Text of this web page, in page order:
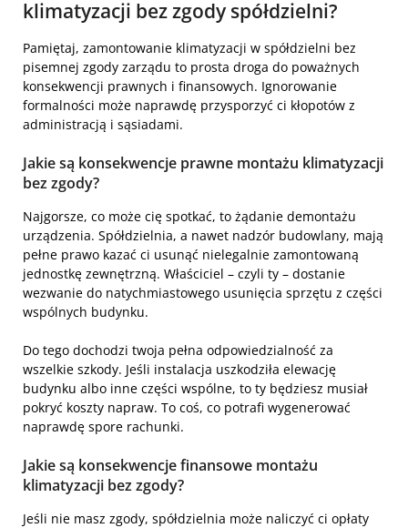
klimatyzacji bez zgody spółdzielni?
Pamiętaj, zamontowanie klimatyzacji w spółdzielni bez
pisemnej zgody zarządu to prosta droga do poważnych
konsekwencji prawnych i finansowych. Ignorowanie
formalności może naprawdę przysporzyć ci kłopotów z
administracją i sąsiadami.
Jakie są konsekwencje prawne montażu klimatyzacji
bez zgody?
Najgorsze, co może cię spotkać, to żądanie demontażu
urządzenia. Spółdzielnia, a nawet nadzór budowlany, mają
pełne prawo kazać ci usunąć nielegalnie zamontowaną
jednostkę zewnętrzną. Właściciel – czyli ty – dostanie
wezwanie do natychmiastowego usunięcia sprzętu z części
wspólnych budynku.
Do tego dochodzi twoja pełna odpowiedzialność za
wszelkie szkody. Jeśli instalacja uszkodziła elewację
budynku albo inne części wspólne, to ty będziesz musiał
pokryć koszty napraw. To coś, co potrafi wygenerować
naprawdę spore rachunki.
Jakie są konsekwencje finansowe montażu
klimatyzacji bez zgody?
Jeśli nie masz zgody, spółdzielnia może naliczyć ci opłaty